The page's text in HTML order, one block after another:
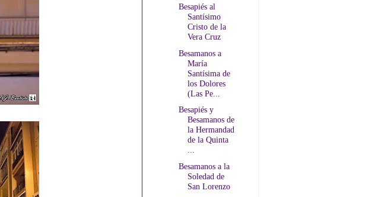
Besapiés al
Santísimo
Cristo de la
Vera Cruz
Besamanos a
María
Santísima de
los Dolores
(Las Pe...
Besapiés y
Besamanos de
la Hermandad
de la Quinta
...
Besamanos a la
Soledad de
San Lorenzo